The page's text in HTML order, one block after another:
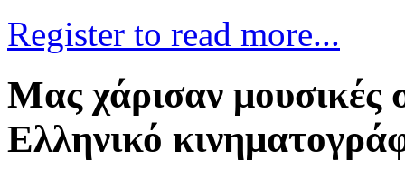
Register to read more...
Μας χάρισαν μουσικές
Ελληνικό